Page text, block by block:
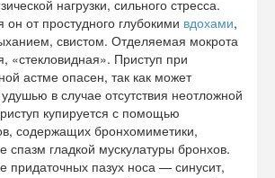
нагрузки, сильного стресса.
он от простудного глубокими вдохами,
свистом. Отделяемая мокрота
«стекловидная». Приступ при
астме опасен, так как может
в случае отсутствия неотложной
купируется с помощью
содержащих бронхомиметики,
гладкой мускулатуры бронхов.
придаточных пазух носа — синусит,